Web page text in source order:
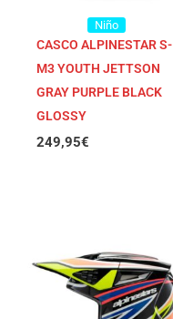
Niño
CASCO ALPINESTAR S-
M3 YOUTH JETTSON
GRAY PURPLE BLACK
GLOSSY
249,95€